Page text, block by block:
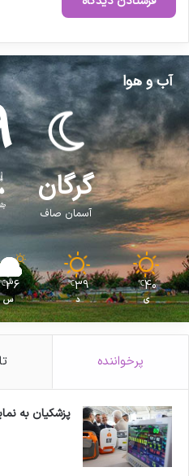
آب و هوا
گرگان
آسمان صاف
40
℃
ی
39
℃
د
36
س
پرخواننده
پزشکیان به